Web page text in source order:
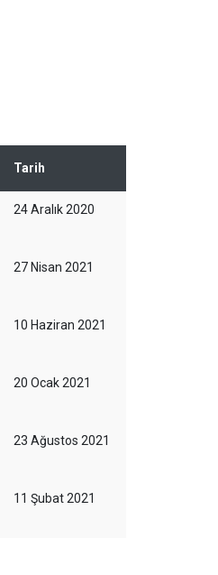
Tarih
24 Aralık 2020
27 Nisan 2021
10 Haziran 2021
20 Ocak 2021
23 Ağustos 2021
11 Şubat 2021